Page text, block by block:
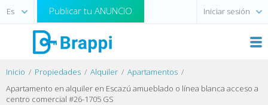
Publicar tu ANUNCIO Iniciar sesión
Inicio Propiedades Alquiler
Apartamentos
Apartamento en alquiler en Escazú amueblado o línea blanca acceso a
centro comercial #26-1705 GS